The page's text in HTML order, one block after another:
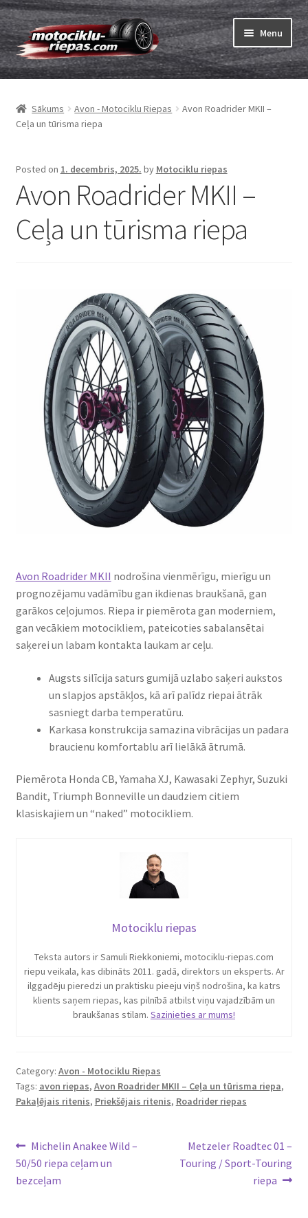
Skip
to
navigation
Skip
to
content
Menu
Riepas
Expand
menu
Kameras
Expand
Viss par riepām
Tests
Sākums Avon - Motociklu Riepas
Avon Roadrider MKII –
Ceļa un tūrisma riepa
Posted on 1. decembris, 2025. by Motociklu riepas
Avon Roadrider MKII –
Ceļa un tūrisma riepa
Avon Roadrider MKII nodrošina vienmērīgu, mierīgu un
prognozējamu vadāmību gan ikdienas braukšanā, gan
garākos ceļojumos. Riepa ir piemērota gan moderniem,
gan vecākiem motocikliem, pateicoties sabalansētai
saķerei un labam kontakta laukam ar ceļu.
Augsts silīcija saturs gumijā uzlabo saķeri aukstos
un slapjos apstākļos, kā arī palīdz riepai ātrāk
sasniegt darba temperatūru.
Karkasa konstrukcija samazina vibrācijas un padara
braucienu komfortablu arī lielākā ātrumā.
Piemērota Honda CB, Yamaha XJ, Kawasaki Zephyr, Suzuki
Bandit, Triumph Bonneville un daudziem citiem
klasiskajiem un “naked” motocikliem.
Motociklu riepas
Teksta autors ir Samuli Riekkoniemi, motociklu-riepas.com
riepu veikala, kas dibināts 2011. gadā, direktors un eksperts. Ar
ilggadēju pieredzi un praktisku pieeju viņš nodrošina, ka katrs
klients saņem riepas, kas pilnībā atbilst viņu vajadzībām un
braukšanas stilam. Sazinieties ar mums!
Category: Avon - Motociklu Riepas
Tags: avon riepas, Avon Roadrider MKII – Ceļa un tūrisma riepa,
Pakaļējais ritenis, Priekšējais ritenis, Roadrider riepas
Ziņu
izvēlne
Previous
post:
Michelin Anakee Wild –
50/50 riepa ceļam un
bezceļam
Next
post:
Metzeler Roadtec 01 –
Touring / Sport-Touring
riepa